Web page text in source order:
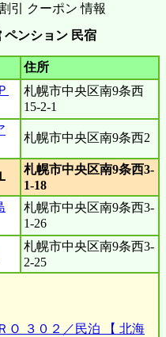
ペンション 民宿
住所
札幌市中央区南9条西
15-2-1
札幌市中央区南9条西2
札幌市中央区南9条西3-
1-18
札幌市中央区南9条西3-
1-26
札幌市中央区南9条西3-
2-25
Ｏ ３０２／民泊 【 北海